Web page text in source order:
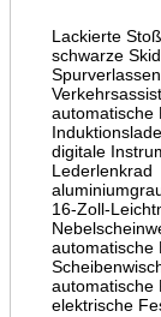
Lackierte
schwarze
automatische
digitale
Lederlenkrad
16-Zoll-
automatische
automatische
elektrische